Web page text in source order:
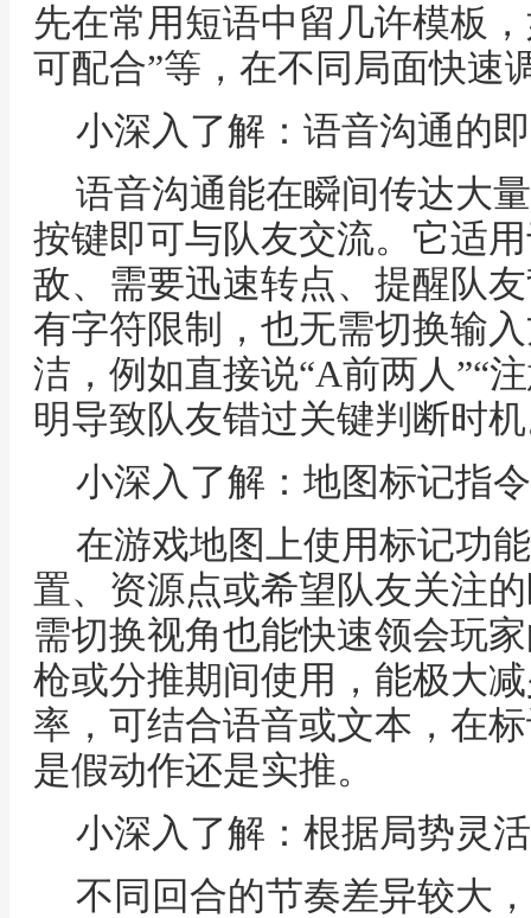
先在常用短语中留几许模板
可配合”等，在不同局面快速
小深入了解：语音沟通的
语音沟通能在瞬间传达大
按键即可与队友交流。它适
敌、需要迅速转点、提醒队
有字符限制，也无需切换输
洁，例如直接说“A前两人”“
明导致队友错过关键判断时
小深入了解：地图标记指
在游戏地图上使用标记功
置、资源点或希望队友关注
需切换视角也能快速领会玩
枪或分推期间使用，能极大
率，可结合语音或文本，在
是假动作还是实推。
小深入了解：根据局势灵
不同回合的节奏差异较大